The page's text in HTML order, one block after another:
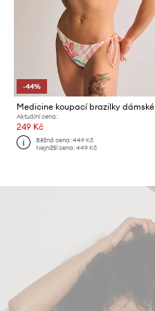
-44%
Medicine koupací brazilky dámské
Aktuální cena:
249 Kč
Běžná cena:449 Kč
Nejnižší cena:449 Kč